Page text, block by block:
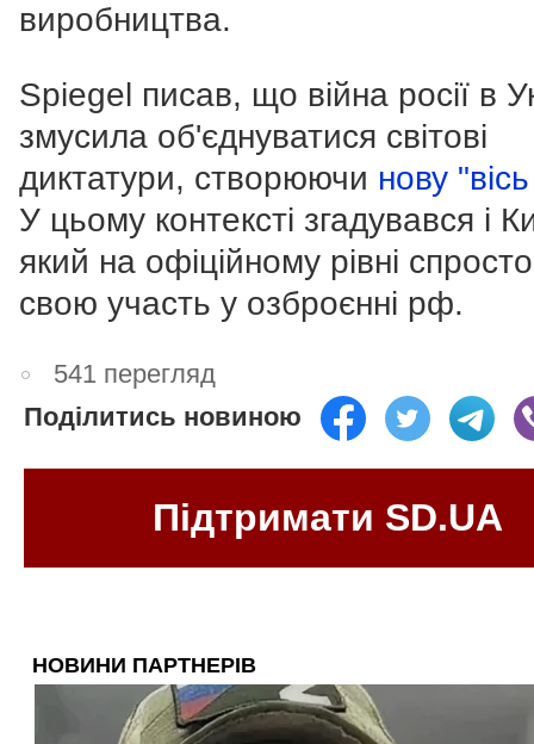
виробництва.
Spiegel писав, що війна росії в
змусила об'єднуватися світові
диктатури, створюючи нову
У цьому контексті згадувався і
який на офіційному рівні
свою участь у озброєнні рф.
541 перегляд
Поділитись новиною
Підтримати SD.UA